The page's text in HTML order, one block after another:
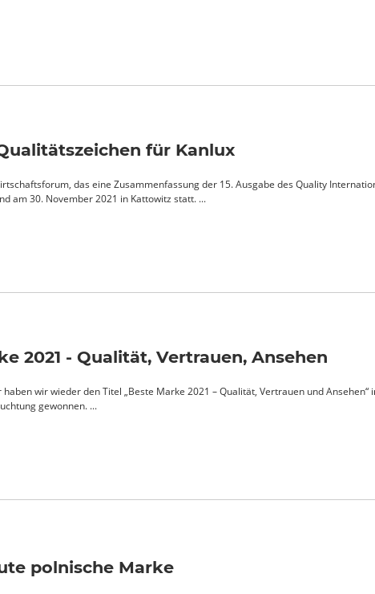
für Kanlux
das eine Zusammenfassung der 15. Ausgabe des Quality
am 30. November 2021 in Kattowitz statt. ...
2021 - Qualität, Vertrauen, Ansehen
haben wir wieder den Titel „Beste Marke 2021 – Qualität, Vertrauen und Ansehen“
gewonnen. ...
polnische Marke